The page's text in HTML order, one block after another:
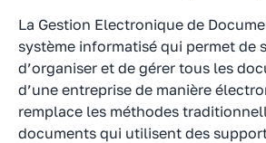
La Gestion Electronique de
système informatisé qui permet de
d’organiser et de gérer tous les
d’une entreprise de manière
remplace les méthodes
documents qui utilisent des